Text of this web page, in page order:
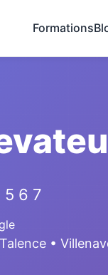
Formations
5 6 7
•